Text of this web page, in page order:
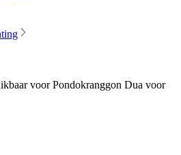
voor Pondokranggon Dua voor